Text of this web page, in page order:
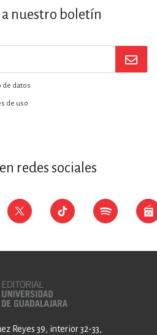
nuestro boletín
de datos
de uso
redes sociales
Reyes 39, interior 32-33,